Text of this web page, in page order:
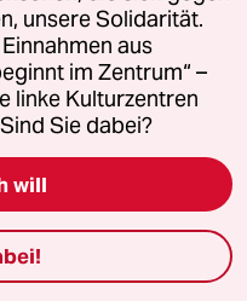
einer Vorbildfunktion
darf zum Lachen in
bei seinen
auch weiterhin H. F.
unsere Solidarität.
aus
im Zentrum“ –
linke Kulturzentren
Sie dabei?
will